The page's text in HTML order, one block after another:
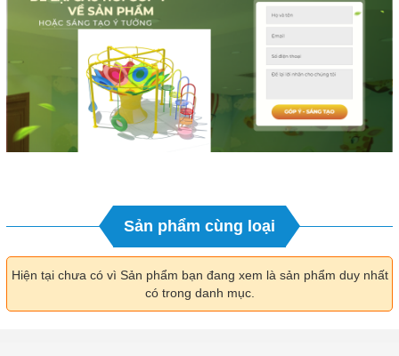
Sản phẩm cùng loại
Hiện tại chưa có vì Sản phẩm bạn đang xem là sản phẩm duy nhất
có trong danh mục.